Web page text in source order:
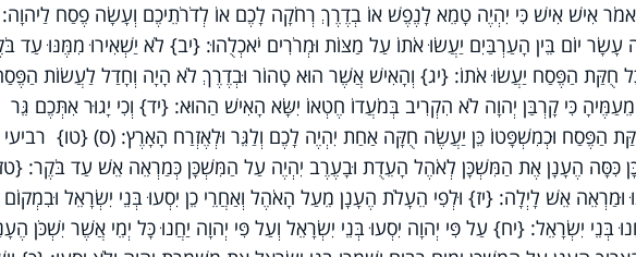
אִישׁ אִישׁ כִּי יִהְיֶה טָמֵא לָנֶפֶשׁ אוֹ בְדֶרֶךְ רְחֹקָה לָכֶם אוֹ לְדֹרֹתֵיכֶם וְעָשָׂה פֶסַח
יוֹם בֵּין הָעַרְבַּיִם יַעֲשׂוּ אֹתוֹ עַל מַצּוֹת וּמְרֹרִים יֹאכְלֻהוּ: {יב} לֹא יַשְׁאִירוּ מִמֶּנּוּ עַד
חֻקַּת הַפֶּסַח יַעֲשׂוּ אֹתוֹ: {יג} וְהָאִישׁ אֲשֶׁר הוּא טָהוֹר וּבְדֶרֶךְ לֹא הָיָה וְחָדַל לַעֲשׂוֹת
כִּי קָרְבַּן יְהוָה לֹא הִקְרִיב בְּמֹעֲדוֹ חֶטְאוֹ יִשָּׂא הָאִישׁ הַהוּא: {יד} וְכִי יָגוּר אִתְּכֶם גֵּר
הַפֶּסַח וּכְמִשְׁפָּטוֹ כֵּן יַעֲשֶׂה חֻקָּה אַחַת יִהְיֶה לָכֶם וְלַגֵּר וּלְאֶזְרַח הָאָרֶץ: (ס) {טו} רביעי
כִּסָּה הֶעָנָן אֶת הַמִּשְׁכָּן לְאֹהֶל הָעֵדֻת וּבָעֶרֶב יִהְיֶה עַל הַמִּשְׁכָּן כְּמַרְאֵה אֵשׁ עַד בֹּקֶר:
וּמַרְאֵה אֵשׁ לָיְלָה: {יז} וּלְפִי הֵעָלֹת הֶעָנָן מֵעַל הָאֹהֶל וְאַחֲרֵי כֵן יִסְעוּ בְּנֵי יִשְׂרָאֵל
בְּנֵי יִשְׂרָאֵל: {יח} עַל פִּי יְהוָה יִסְעוּ בְּנֵי יִשְׂרָאֵל וְעַל פִּי יְהוָה יַחֲנוּ כָּל יְמֵי אֲשֶׁר יִשְׁכֹּן